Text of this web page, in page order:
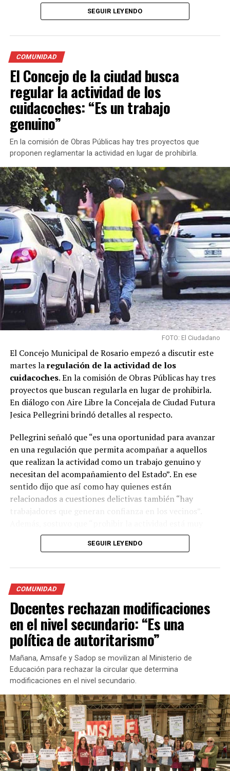
entre el 65% y 75% y calculan que el aumento de la
tarifa rondará entre un 20% y un 30%.
Además, informó que el último aumento de la tarifa fue
en el mes de septiembre y actualmente la bajada de
bandera en horario diurno es de $239,20 mientras que la
tarifa nocturna, fines de semana y feriados cuesta entre
$279,60 y $290,40.
SEGUIR LEYENDO
COMUNIDAD
El Concejo de la ciudad busca
regular la actividad de los
cuidacoches: “Es un trabajo
genuino”
En la comisión de Obras Públicas hay tres proyectos que
proponen reglamentar la actividad en lugar de prohibirla.
FOTO: El Ciudadano
El Concejo Municipal de Rosario empezó a discutir este
martes laregulación de la actividad de los
cuidacoches. En la comisión de Obras Públicas hay tres
proyectos que buscan regularla en lugar de prohibirla.
En diálogo con Aire Libre la Concejala de Ciudad Futura
Jesica Pellegrini brindó detalles al respecto.
Pellegrini señaló que “es una oportunidad para avanzar
en una regulación que permita acompañar a aquellos
que realizan la actividad como un trabajo genuino y
necesitan del acompañamiento del Estado”. En ese
sentido dijo que así como hay quienes están
relacionados a cuestiones delictivas también “hay
trabajadores que generan confianza en los vecinos”.
lejos de solucionar el problema y dejaría a una gran
cantidad de personas sin su sustento”
Con respecto al proyecto , la concejala explicó que lo
que se propone es que el estacionamiento medido pase a
ser un estacionamiento cuidado, es decir, que los
trabajadores mediante un sistema de tarjetas cobren el
estacionamiento y un porcentaje sea para ellos y otra
parte para el sistema de transporte. Además, dijo que
este sistema de cuidado de coches ya se realiza en otras
ciudades del país como Mendoza o Carlos Paz y agregó:
“puede ser una oportunidad laboral para aquellos
trabajadores de la economía informal que vienen
desarrollando la actividad”.
SEGUIR LEYENDO
COMUNIDAD
Docentes rechazan modificaciones
en el nivel secundario: “Es una
política de autoritarismo”
Mañana, Amsafe y Sadop se movilizan al Ministerio de
Educación para rechazar la circular que determina
modificaciones en el nivel secundario.